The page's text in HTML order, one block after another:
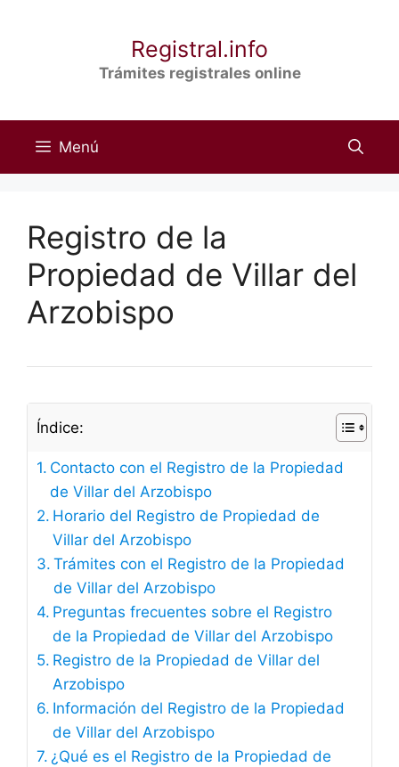
Registral.info
Trámites registrales online
Menú
Registro de la
Propiedad de Villar del
Arzobispo
Índice:
Contacto con el Registro de la Propiedad
de Villar del Arzobispo
Horario del Registro de Propiedad de
Villar del Arzobispo
Trámites con el Registro de la Propiedad
de Villar del Arzobispo
Preguntas frecuentes sobre el Registro
de la Propiedad de Villar del Arzobispo
Registro de la Propiedad de Villar del
Arzobispo
Información del Registro de la Propiedad
de Villar del Arzobispo
¿Qué es el Registro de la Propiedad de